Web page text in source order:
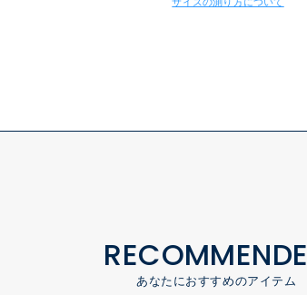
あなたにおすすめのアイテム